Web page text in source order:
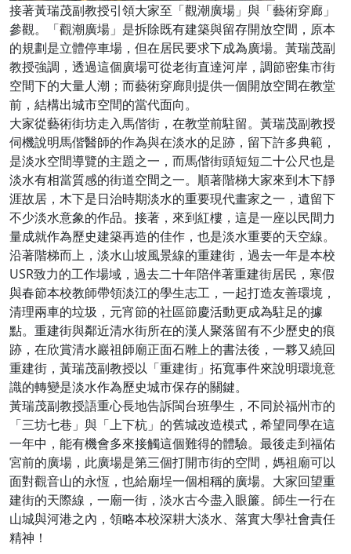
接著黃瑞茂副教授引領大家至「觀潮廣場」與「藝術穿廊」
參觀。「觀潮廣場」是拆除既有建築與留存開放空間，原本
的規劃是立體停車場，但在居民要求下成為廣場。黃瑞茂副
教授強調，透過這個廣場可從老街直達河岸，調節密集市街
空間下的大量人潮；而藝術穿廊則提供一個開放空間在教堂
前，結構出城市空間的當代面向。
大家從藝術街坊走入馬偕街，在教堂前駐留。黃瑞茂副教授
伺機說明馬偕醫師的作為與在淡水的足跡，留下許多典範，
是淡水空間導覽的主題之一，而馬偕街頭短短二十公尺也是
淡水有相當質感的街道空間之一。順著階梯大家來到木下靜
涯故居，木下是日治時期淡水的重要現代畫家之一，遺留下
不少淡水意象的作品。接著，來到紅樓，這是一座以民間力
量成就作為歷史建築再造的佳作，也是淡水重要的天空線。
沿著階梯而上，淡水山坡風景線的重建街，過去一年是本校
USR致力的工作場域，過去二十年陪伴著重建街居民，寒假
與春節本校教師帶領淡江的學生志工，一起打造友善環境，
清理兩車的垃圾，元宵節的社區節慶活動更成為駐足的據
點。重建街與鄰近清水街所在的漢人聚落留有不少歷史的痕
跡，在欣賞清水巖祖師廟正面石雕上的書法後，一夥又繞回
重建街，黃瑞茂副教授以「重建街」拓寬事件來說明環境意
識的轉變是淡水作為歷史城市保存的關鍵。
黃瑞茂副教授語重心長地告訴閩台班學生，不同於福州市的
「三坊七巷」與「上下杭」的舊城改造模式，希望同學在這
一年中，能有機會多來接觸這個難得的體驗。最後走到福佑
宮前的廣場，此廣場是第三個打開市街的空間，媽祖廟可以
面對觀音山的永恆，也給廟埕一個相稱的廣場。大家回望重
建街的天際線，一廟一街，淡水古今盡入眼簾。師生一行在
山城與河港之內，領略本校深耕大淡水、落實大學社會責任
精神！